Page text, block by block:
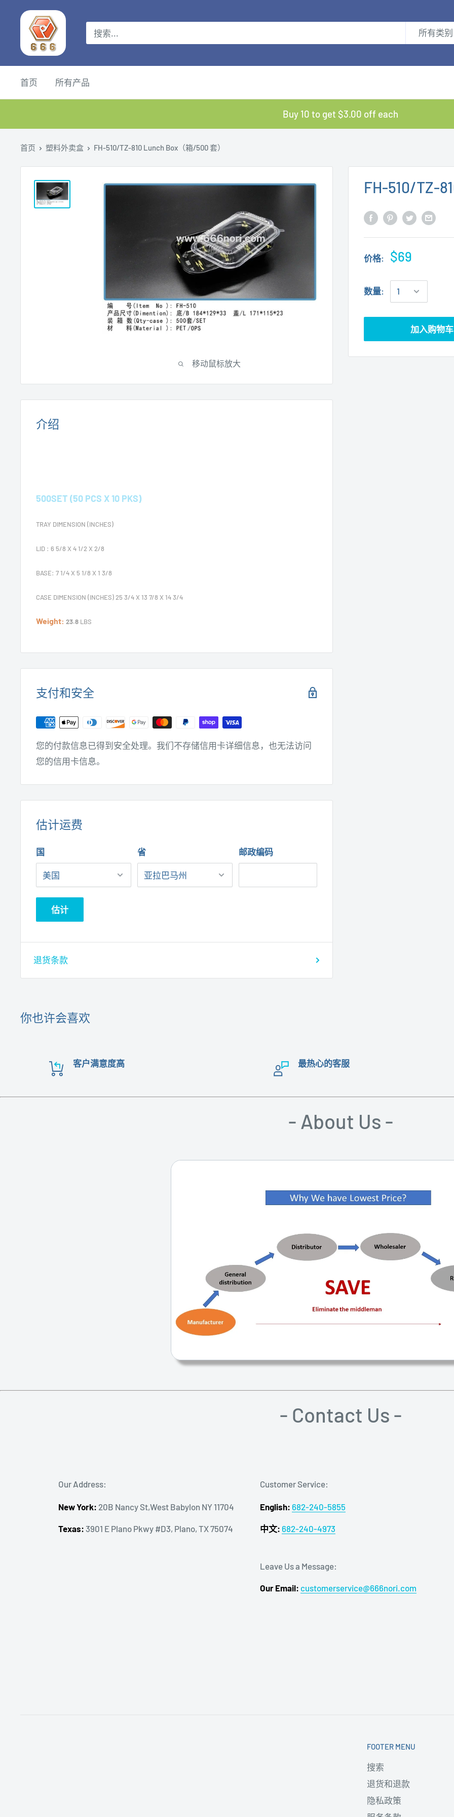
所有类别
首页 所有产品
Buy 10 to get $3.00 off each
首页 塑料外卖盒 FH-510/TZ-810 Lunch Box（箱/500 套）
移动鼠标放大
FH-510/TZ-
价格: $69
数量:
加入购物车
介绍
500SET (50 PCS X 10 PKS)
TRAY DIMENSION (INCHES)
LID : 6 5/8 X 4 1/2 X 2/8
BASE: 7 1/4 X 5 1/8 X 1 3/8
CASE DIMENSION (INCHES) 25 3/4 X 13 7/8 X 14 3/4
Weight: 23.8 LBS
支付和安全
您的付款信息已得到安全处理。我们不存储信用卡详细信息，也无法访问
您的信用卡信息。
估计运费
国 省 邮政编码
估计
退货条款
你也许会喜欢
客户满意度高 最热心的客服
- About Us -
- Contact Us -
Our Address:
New York: 20B Nancy St,West Babylon NY 11704
Texas: 3901 E Plano Pkwy #D3, Plano, TX 75074
Customer Service:
English: 682-240-5855
中文: 682-240-4973
Leave Us a Message:
Our Email: customerservice@666nori.com
FOOTER MENU
搜索
退货和退款
隐私政策